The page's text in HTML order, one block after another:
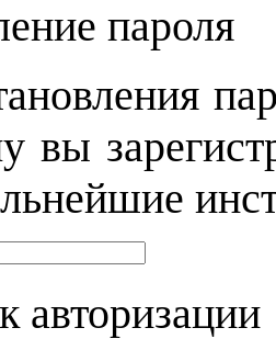
пароля
вы
авторизации